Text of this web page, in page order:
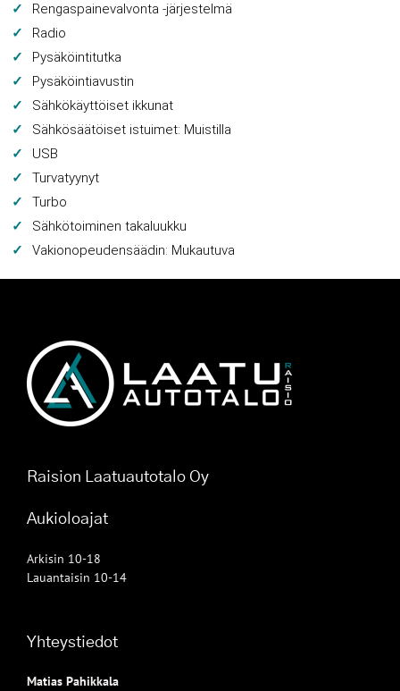
Rengaspainevalvonta -järjestelmä
Radio
Pysäköintitutka
Pysäköintiavustin
Sähkökäyttöiset ikkunat
Sähkösäätöiset istuimet: Muistilla
USB
Turvatyynyt
Turbo
Sähkötoiminen takaluukku
Vakionopeudensäädin: Mukautuva
Raision Laatuautotalo Oy
Aukioloajat
Arkisin 10-18
Lauantaisin 10-14
Yhteystiedot
Matias Pahikkala